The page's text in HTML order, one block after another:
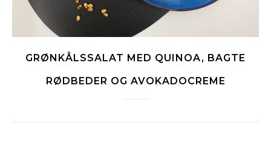
GRØNKÅLSSALAT MED QUINOA, BAGTE
RØDBEDER OG AVOKADOCREME